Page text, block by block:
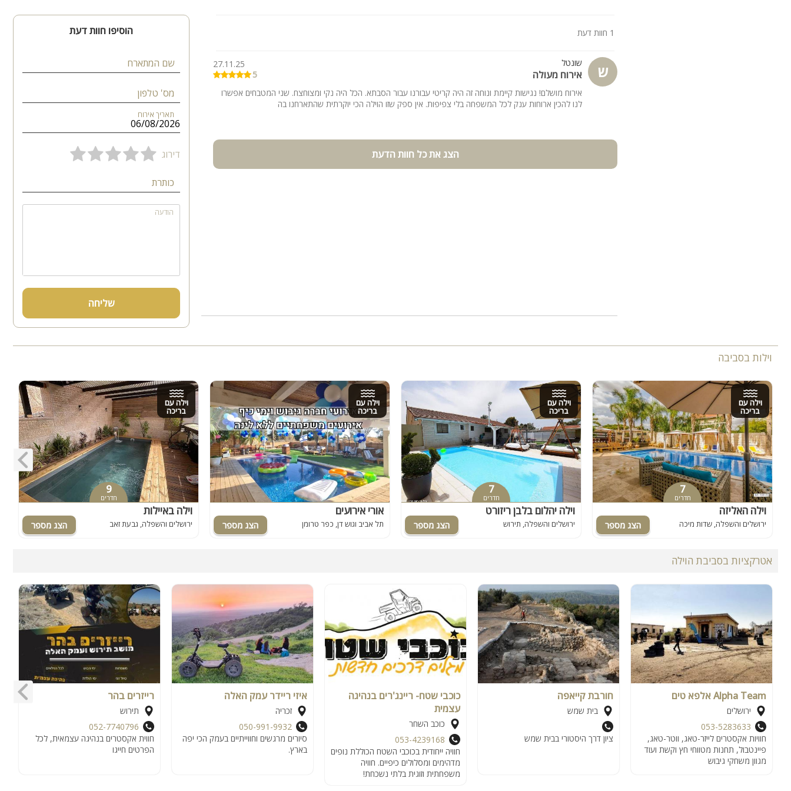
3 חדרי שינה מרווחים המשקיפים לנוף מרהיב.
2 חדרי רחצה עם מקלחת ושירותים
קומה 2 (קומת גג):
אבזור החדרים:
בכל החדרים תמצאו מיטות יהודיות נוחות, מיזוג אוויר, שידות וארון לאחסון
1 חוות דעת
ש שונטל
אירוח מעולה
27.11.25
5
אירוח מושלם! נגישות קיימת ונוחה זה היה קריטי עבורנו עבור הסבתא. הכל היה נקי ומצוחצח. שני המטבחים אפשרו
לנו להכין ארוחות ענק לכל המשפחה בלי צפיפות. אין ספק שזו הוילה הכי יוקרתית שהתארחנו בה
הצג את כל חוות הדעת
הוסיפו חוות דעת
שם המתארח
מס' טלפון
תאריך אירוח
דירוג
כותרת
הודעה
שליחה
וילות בסביבה
וילה עם
בריכה
7
חדרים
וילה האליזה
ירושלים והשפלה, שדות מיכה
וילה עם
בריכה
7
חדרים
וילה יהלום בלבן ריזורט
ירושלים והשפלה, תירוש
וילה עם
בריכה
אורי אירועים
תל אביב וגוש דן, כפר טרומן
וילה עם
בריכה
9
חדרים
וילה באיילות
ירושלים והשפלה, גבעת זאב
אטרקציות בסביבת הוילה
Alpha Team אלפא טים
ירושלים
053-5283633
חוויות אקסטרים לייזר-טאג, ווטר-טאג,
פיינטבול, תחנות מטווחי חץ וקשת ועוד
מגוון משחקי גיבוש
חורבת קייאפה
בית שמש
ציון דרך היסטורי בבית שמש
כוכבי שטח- ריינג'רים בנהיגה
עצמית
כוכב השחר
053-4239168
חוויה ייחודית בכוכבי השטח הכוללת נופים
מדהימים ומסלולים כיפיים. חוויה
משפחתית וזוגית בלתי נשכחת!
איזי ריידר עמק האלה
זכריה
050-991-9932
סיורים מרגשים וחווייתיים בעמק הכי יפה
בארץ.
רייזרים בהר
תירוש
052-7740796
חווית אקסטרים בנהיגה עצמאית, לכל
הפרטים חייגו